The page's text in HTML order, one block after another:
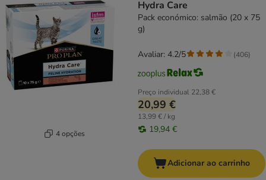
4 opções
Hydra Care
Pack económico: salmão (20 x 75
g)
Preço individual 22,38 €
20,99 €
13,99 € / kg
19,94 €
Avaliar: 4.2/5 (406)
Adicionar ao carrinho